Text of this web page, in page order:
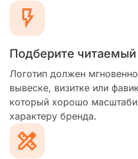
Подберите
Логотип должен
вывеске, визитке или
который хорошо
характеру бренда.